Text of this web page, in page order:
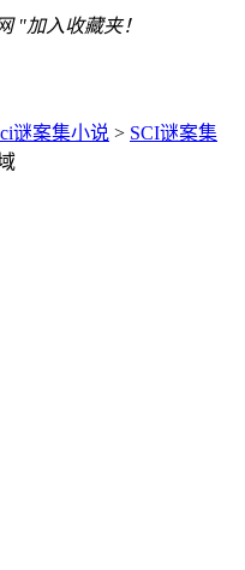
"加入收藏夹！
谜案集小说 > SCI谜案集